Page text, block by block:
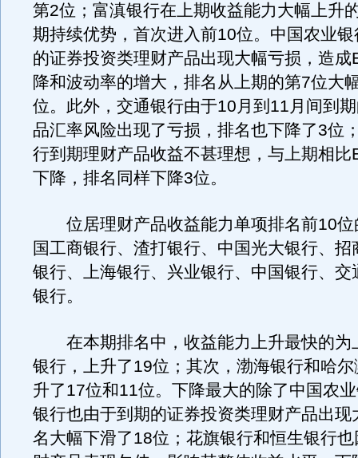
第2位；富滇银行在上期收益能力大幅上升
期持续优势，首次进入前10位。中国农业
的证券投资类理财产品出现大幅亏损，造成
降和波动率的增大，排名从上期的第7位大
位。此外，交通银行由于10月到11月间到
品汇率风险出现了亏损，排名也下降了3位
行到期理财产品收益不甚理想，与上期相比
下降，排名同样下降3位。
位居理财产品收益能力单项排名前10位
国工商银行、渣打银行、中国光大银行、招
银行、上海银行、兴业银行、中国银行、交
银行。
在本期排名中，收益能力上升最快的为
银行，上升了19位；其次，渤海银行和哈
升了17位和11位。下降最大的除了中国农
银行也由于到期的证券投资类理财产品出现
名大幅下滑了18位；花旗银行和恒生银行